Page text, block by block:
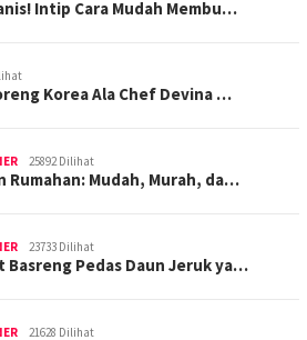
Intip Cara Mudah Membu…
Korea Ala Chef Devina …
25892 Dilihat
Rumahan: Mudah, Murah, da…
23733 Dilihat
Basreng Pedas Daun Jeruk ya…
21628 Dilihat